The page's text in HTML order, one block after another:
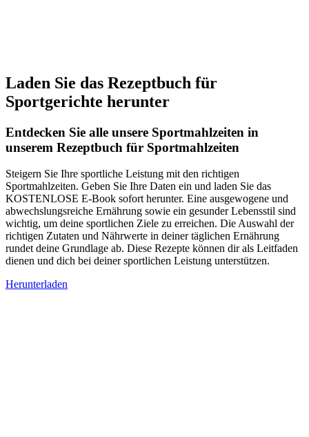
Laden Sie das Rezeptbuch für
Sportgerichte herunter
Entdecken Sie alle unsere Sportmahlzeiten in
unserem Rezeptbuch für Sportmahlzeiten
Steigern Sie Ihre sportliche Leistung mit den richtigen
Sportmahlzeiten. Geben Sie Ihre Daten ein und laden Sie das
KOSTENLOSE E-Book sofort herunter. Eine ausgewogene und
abwechslungsreiche Ernährung sowie ein gesunder Lebensstil sind
wichtig, um deine sportlichen Ziele zu erreichen. Die Auswahl der
richtigen Zutaten und Nährwerte in deiner täglichen Ernährung
rundet deine Grundlage ab. Diese Rezepte können dir als Leitfaden
dienen und dich bei deiner sportlichen Leistung unterstützen.
Herunterladen